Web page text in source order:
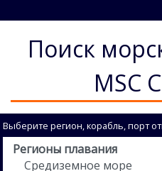
Поиск
MSC
Выберите регион, корабль, порт